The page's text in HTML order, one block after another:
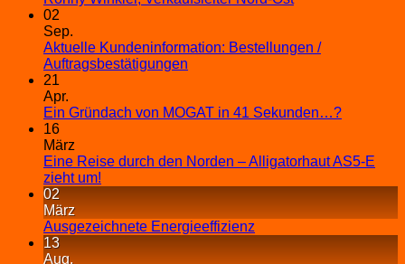
02
Sep.
Aktuelle Kundeninformation: Bestellungen /
Auftragsbestätigungen
21
Apr.
Ein Gründach von MOGAT in 41 Sekunden…?
16
März
Eine Reise durch den Norden – Alligatorhaut AS5-E
zieht um!
02
März
Ausgezeichnete Energieeffizienz
13
Aug.